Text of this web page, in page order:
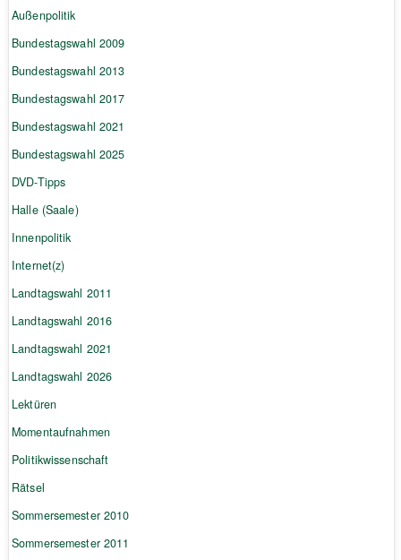
Außenpolitik
Bundestagswahl 2009
Bundestagswahl 2013
Bundestagswahl 2017
Bundestagswahl 2021
Bundestagswahl 2025
DVD-Tipps
Halle (Saale)
Innenpolitik
Internet(z)
Landtagswahl 2011
Landtagswahl 2016
Landtagswahl 2021
Landtagswahl 2026
Lektüren
Momentaufnahmen
Politikwissenschaft
Rätsel
Sommersemester 2010
Sommersemester 2011